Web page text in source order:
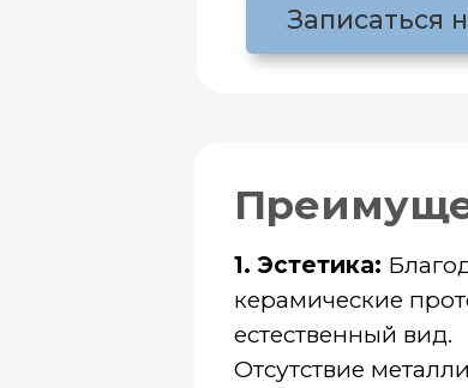
серой полосы у
2. Биосовместимость:
не интерферирует с
или компьютерная